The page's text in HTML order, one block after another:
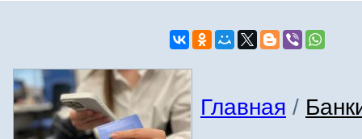
Главная /